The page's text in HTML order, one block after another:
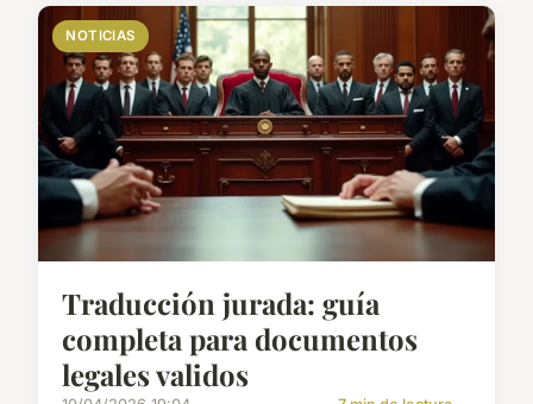
NOTICIAS
Traducción jurada: guía
completa para documentos
legales validos